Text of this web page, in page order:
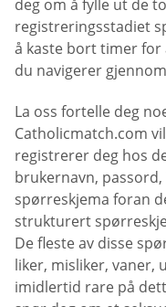
deg om å fylle ut de
registreringsstadiet
å kaste bort timer for
du navigerer
La oss fortelle deg
Catholicmatch.com
registrerer deg hos
brukernavn,
spørreskjema foran
strukturert
De fleste av disse
liker, misliker, vaner,
imidlertid rare på